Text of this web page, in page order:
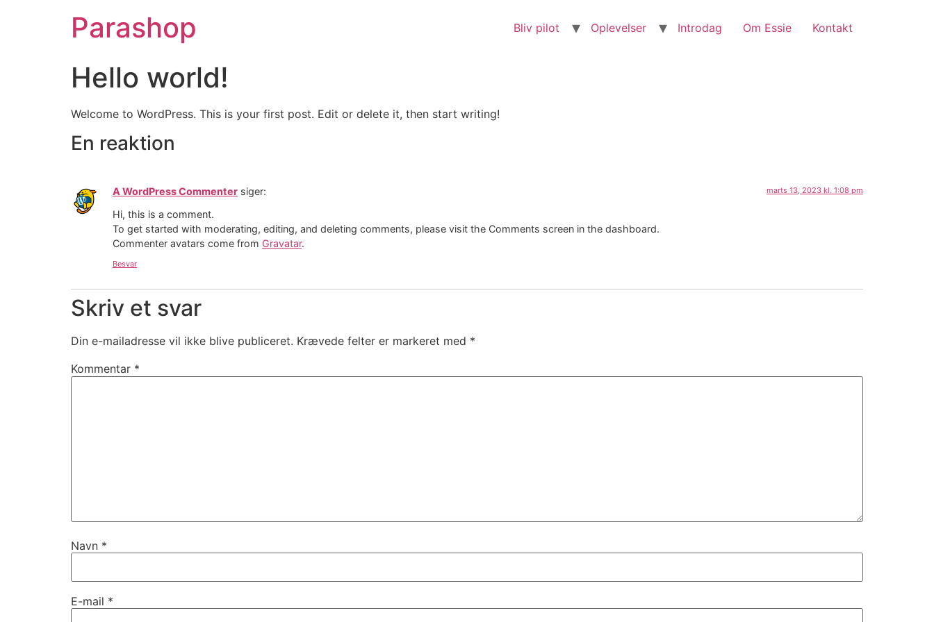
Parashop Bliv pilot Oplevelser Introdag Om Essie Kontakt
Hello world!
Welcome to WordPress. This is your first post. Edit or delete it, then start writing!
En reaktion
A WordPress Commenter siger: marts 13, 2023 kl. 1:08 pm
Hi, this is a comment.
To get started with moderating, editing, and deleting comments, please visit the Comments screen in the dashboard.
Commenter avatars come from Gravatar.
Besvar
Skriv et svar
Din e-mailadresse vil ikke blive publiceret. Krævede felter er markeret med *
Kommentar *
Navn *
E-mail *